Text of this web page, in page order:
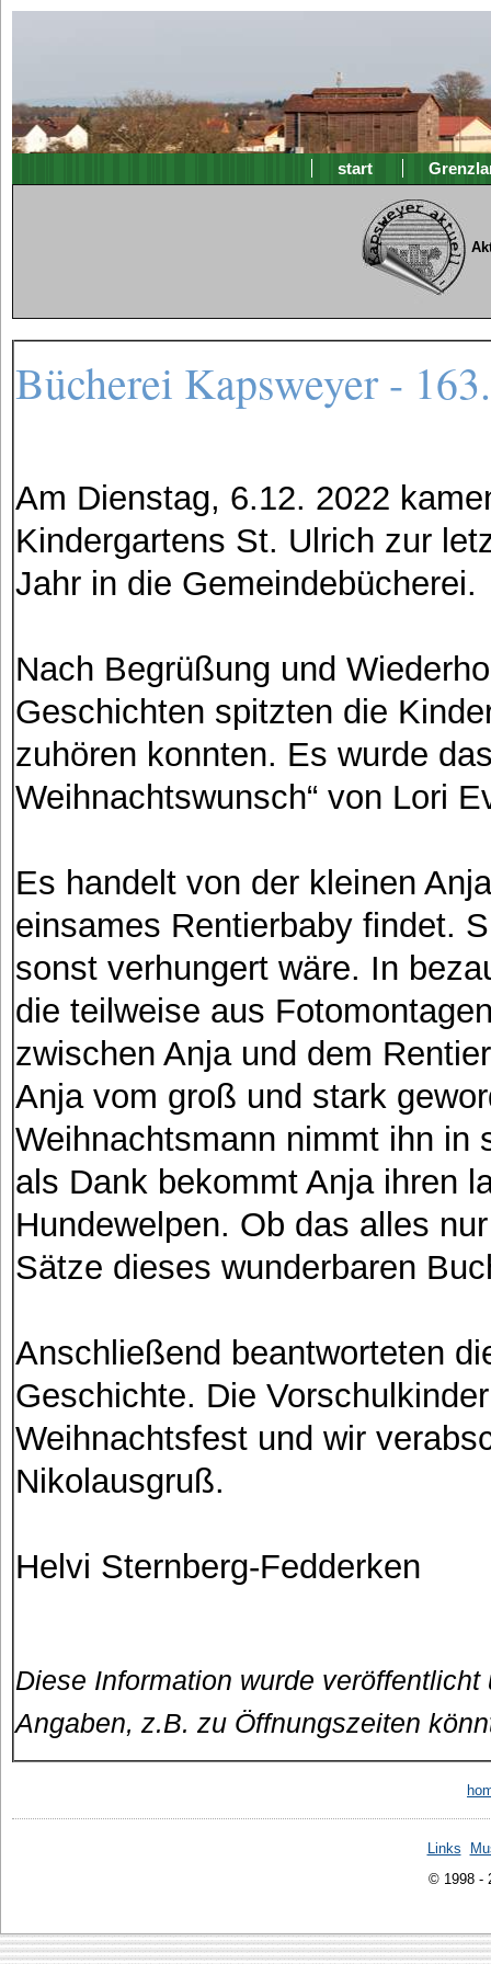
start
Bücherei Kapsweyer -
Am Dienstag, 6.12. 2022
Kindergartens St. Ulrich zur
Jahr in die Gemeindebücherei.
Nach Begrüßung und
Geschichten spitzten die
zuhören konnten. Es wurde
Weihnachtswunsch“ von Lori
Es handelt von der kleinen
einsames Rentierbaby findet.
sonst verhungert wäre. In
die teilweise aus
zwischen Anja und dem
Anja vom groß und stark
Weihnachtsmann nimmt ihn in
als Dank bekommt Anja ihren
Hundewelpen. Ob das alles
Sätze dieses wunderbaren
Anschließend beantworteten
Geschichte. Die
Weihnachtsfest und wir
Nikolausgruß.
Helvi Sternberg-Fedderken
Diese Information wurde
Angaben, z.B. zu Öffnungszeiten
Links
© 1998 -